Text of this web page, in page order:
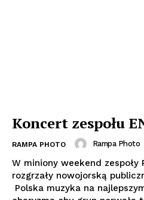
Koncert zespołu
RAMPA PHOTO Rampa Photo
W miniony weekend zespoły
rozgrzały nowojorską
Polska muzyka na